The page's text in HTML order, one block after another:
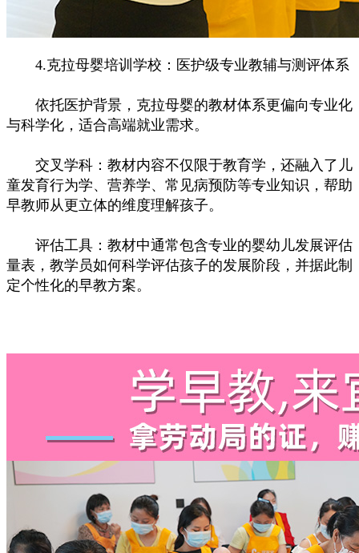
4.克拉母婴培训学校：医护级专业教辅与测评体系
依托医护背景，克拉母婴的教材体系更偏向专业化
与科学化，适合高端就业需求。
交叉学科：教材内容不仅限于教育学，还融入了儿
童发育行为学、营养学、常见病预防等专业知识，帮助
早教师从更立体的维度理解孩子。
评估工具：教材中通常包含专业的婴幼儿发展评估
量表，教学员如何科学评估孩子的发展阶段，并据此制
定个性化的早教方案。